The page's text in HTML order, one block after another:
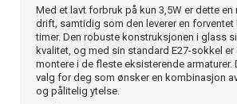
Med et lavt forbruk på kun 3,5W er dette
drift, samtidig som den leverer en forventet
timer. Den robuste konstruksjonen i glass
kvalitet, og med sin standard E27-sokkel er
montere i de fleste eksisterende armaturer.
valg for deg som ønsker en kombinasjon
og pålitelig ytelse.